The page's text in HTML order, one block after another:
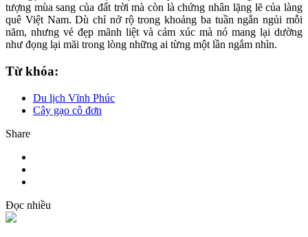
tượng mùa sang của đất trời mà còn là chứng nhân lặng lẽ của làng
quê Việt Nam. Dù chỉ nở rộ trong khoảng ba tuần ngắn ngủi mỗi
năm, nhưng vẻ đẹp mãnh liệt và cảm xúc mà nó mang lại dường
như đọng lại mãi trong lòng những ai từng một lần ngắm nhìn.
Từ khóa:
Du lịch Vĩnh Phúc
Cây gạo cô đơn
Share
Đọc nhiều